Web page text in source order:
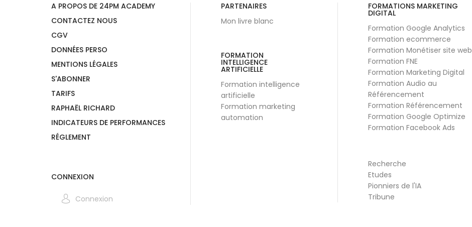
A PROPOS DE 24PM ACADEMY
CONTACTEZ NOUS
CGV
DONNÉES PERSO
MENTIONS LÉGALES
S'ABONNER
TARIFS
RAPHAËL RICHARD
INDICATEURS DE PERFORMANCES
RÉGLEMENT
CONNEXION
Connexion
PARTENAIRES
Mon livre blanc
FORMATION
INTELLIGENCE
ARTIFICIELLE
Formation intelligence
artificielle
Formation marketing
automation
FORMATIONS MARKETING
DIGITAL
Formation Google Analytics
Formation ecommerce
Formation Monétiser site web
Formation FNE
Formation Marketing Digital
Formation Audio au
Référencement
Formation Référencement
Formation Google Optimize
Formation Facebook Ads
Recherche
Etudes
Pionniers de l'IA
Tribune